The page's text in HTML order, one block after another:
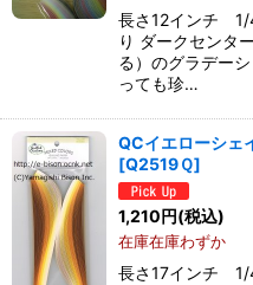
長さ12インチ
り ダークセンタ
る）のグラデー
っても珍…
QCイエローシェ
[Q2519Ｑ]
1,210円(税込)
在庫在庫わずか
長さ17インチ